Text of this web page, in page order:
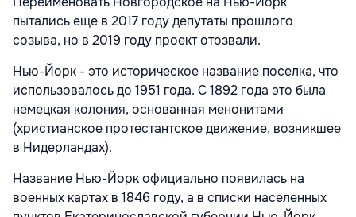
пытались еще в 2017 году депутаты прошлого
созыва, но в 2019 году проект отозвали.
Нью-Йорк - это историческое название поселка, что
использовалось до 1951 года. С 1892 года это была
немецкая колония, основанная менонитами
(христианское протестантское движение, возникшее
в Нидерландах).
Название Нью-Йорк официально появилась на
военных картах в 1846 году, а в списки населенных